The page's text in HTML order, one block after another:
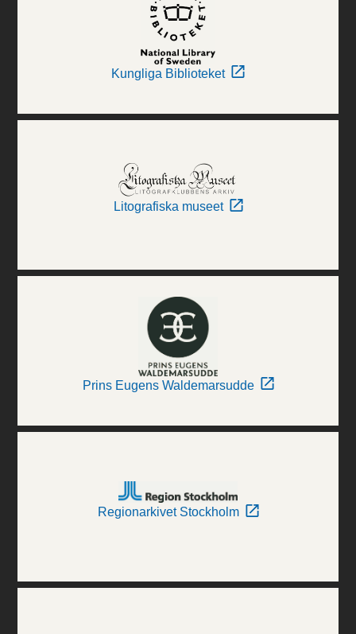
Kungliga Biblioteket
Litografiska museet
Prins Eugens Waldemarsudde
Regionarkivet Stockholm